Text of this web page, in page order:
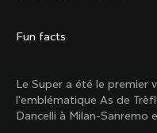
Colnago avec notre
hebdomadaire
Fun facts
Le Super a été le premier
l'emblématique As de
Dancelli à Milan-Sanremo